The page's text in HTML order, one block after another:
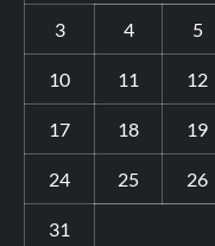
3 4 5
10 11 12
17 18 19
24 25 26
31